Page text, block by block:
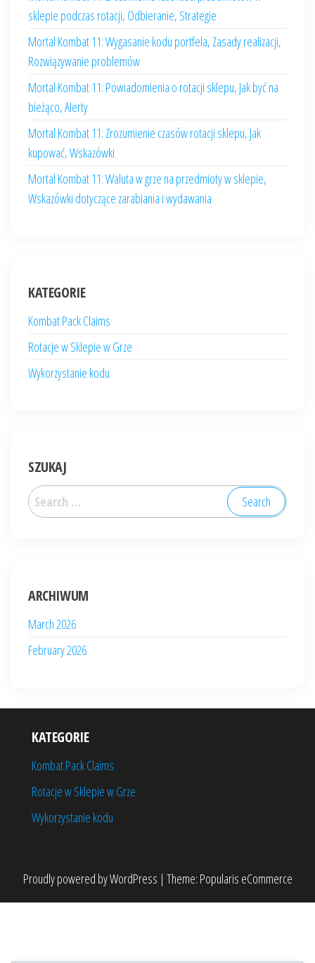
sklepie podczas rotacji, Odbieranie, Strategie
Mortal Kombat 11: Wygasanie kodu portfela, Zasady realizacji,
Rozwiązywanie problemów
Mortal Kombat 11: Powiadomienia o rotacji sklepu, Jak być na
bieżąco, Alerty
Mortal Kombat 11: Zrozumienie czasów rotacji sklepu, Jak
kupować, Wskazówki
Mortal Kombat 11: Waluta w grze na przedmioty w sklepie,
Wskazówki dotyczące zarabiania i wydawania
KATEGORIE
Kombat Pack Claims
Rotacje w Sklepie w Grze
Wykorzystanie kodu
SZUKAJ
Search
for:
ARCHIWUM
March 2026
February 2026
KATEGORIE
Kombat Pack Claims
Rotacje w Sklepie w Grze
Wykorzystanie kodu
Proudly powered byWordPress | Theme: Popularis eCommerce